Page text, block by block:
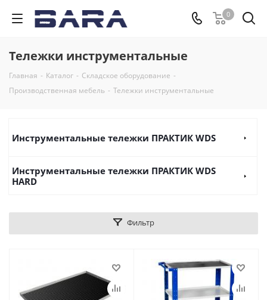
0
Тележки инструментальные
Главная - Каталог - Складское оборудование -
Производственная мебель - Тележки инструментальные
Инструментальные тележки ПРАКТИК WDS
Инструментальные тележки ПРАКТИК WDS
HARD
Фильтр